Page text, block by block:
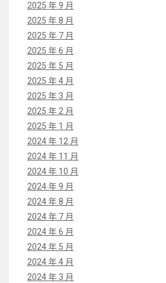
2025 年 9 月
2025 年 8 月
2025 年 7 月
2025 年 6 月
2025 年 5 月
2025 年 4 月
2025 年 3 月
2025 年 2 月
2025 年 1 月
2024 年 12 月
2024 年 11 月
2024 年 10 月
2024 年 9 月
2024 年 8 月
2024 年 7 月
2024 年 6 月
2024 年 5 月
2024 年 4 月
2024 年 3 月